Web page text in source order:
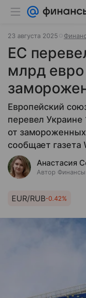
23 августа 2025
ЕС
млрд евро
Европейский
перевел Украине
от замороженных
сообщает газета
Анастасия
Автор
EUR/RUB-0.42%